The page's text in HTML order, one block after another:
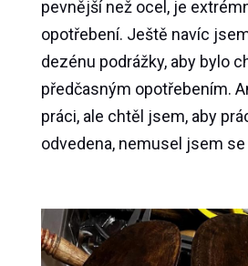
pevnější než ocel, je
opotřebení. Ještě navíc
dezénu podrážky, aby bylo
předčasným opotřebením.
práci, ale chtěl jsem, aby
odvedena, nemusel jsem